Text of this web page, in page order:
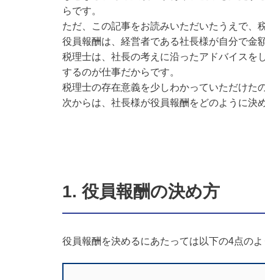
らです。
ただ、この記事をお読みいただいたうえで、
役員報酬は、経営者である社長様が自分で金
税理士は、社長の考えに沿ったアドバイスを
するのが仕事だからです。
税理士の存在意義を少しわかっていただけた
次からは、社長様が役員報酬をどのように決
1. 役員報酬の決め方
役員報酬を決めるにあたっては以下の4点のよ